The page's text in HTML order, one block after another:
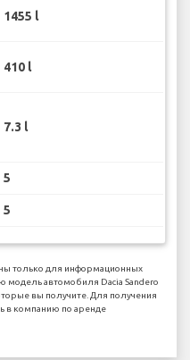
1455 l
410 l
7.3 l
5
5
только для информационных
модель автомобиля Dacia Sandero
вы получите. Для получения
в компанию по аренде